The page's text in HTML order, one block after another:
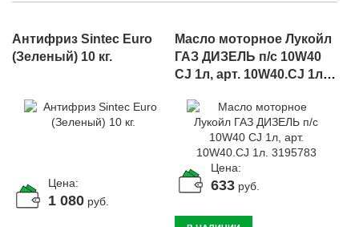
Антифриз Sintec Euro
(Зеленый) 10 кг.
Цена:
1 080 руб.
Масло моторное Лукойл
ГАЗ ДИЗЕЛЬ п/с 10W40
CJ 1л, арт. 10W40.CJ 1л.
Цена:
633 руб.